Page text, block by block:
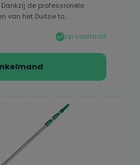
de professionele
van het Duitse to...
op voorraad